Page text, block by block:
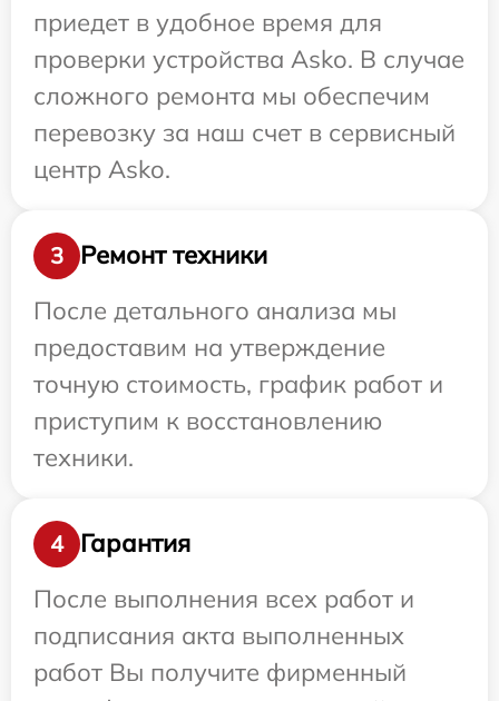
приедет в удобное время для
проверки устройства Asko. В случае
сложного ремонта мы обеспечим
перевозку за наш счет в сервисный
центр Asko.
3
Ремонт техники
После детального анализа мы
предоставим на утверждение
точную стоимость, график работ и
приступим к восстановлению
техники.
4
Гарантия
После выполнения всех работ и
подписания акта выполненных
работ Вы получите фирменный